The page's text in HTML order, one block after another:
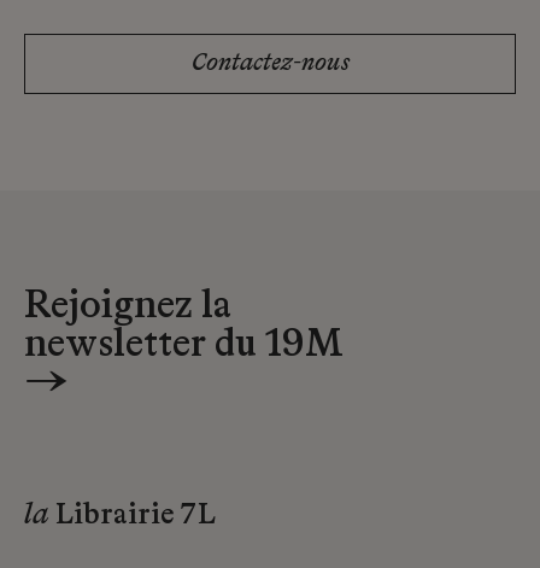
Contactez-nous
Rejoignez la
newsletter du 19M
→
la Librairie 7L